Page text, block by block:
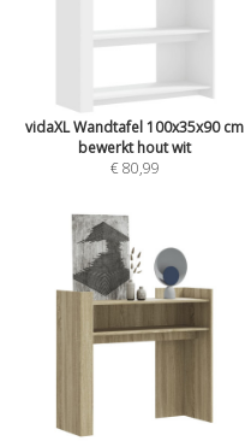
vidaXL Wandtafel 100x35x90 cm
bewerkt hout wit
€ 80,99